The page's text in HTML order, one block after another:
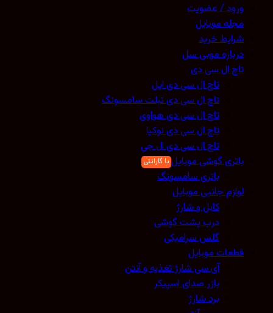
ورود / عضویت
مجله موبایل
شرایط خرید
درباره موبی سل
تاچ ال سی دی
تاچ ال سی دی اپل
تاچ ال سی دی تبلت سامسونگ
تاچ ال سی دی هواوی
تاچ ال سی دی نوکیا
تاچ ال سی دی ال جی
باتری گوشی موبایل
باتری سامسونگ
لوازم جانبی موبایل
کابل و شارژ
درب پشت گوشی
گلس سرامیکی
قطعات موبایل
آی سی شارژ تغذیه و آنتن
بازر صدای اسپیکر
برد شارژ